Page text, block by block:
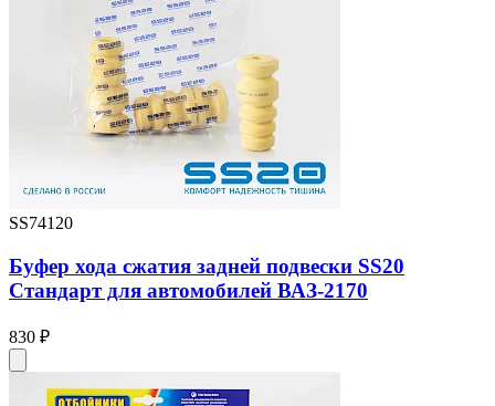
SS74120
Буфер хода сжатия задней подвески SS20
Стандарт для автомобилей ВАЗ-2170
830 ₽